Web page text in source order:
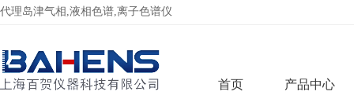
代理岛津气相,液相色谱,离子色谱仪
首页 产品中心